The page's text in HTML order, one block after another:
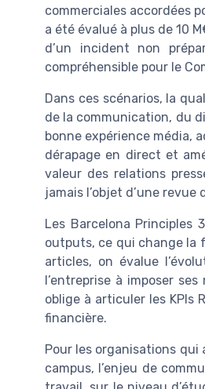
commerciales accordées
a été évalué à plus de 10
d’un incident non
compréhensible pour le
Dans ces scénarios, la
de la communication, du
bonne expérience média,
dérapage en direct et
valeur des relations
jamais l’objet d’une revue
Les Barcelona Principles
outputs, ce qui change la
articles, on évalue
l’entreprise à imposer
oblige à articuler les KPIs
financière.
Pour les organisations
campus, l’enjeu de